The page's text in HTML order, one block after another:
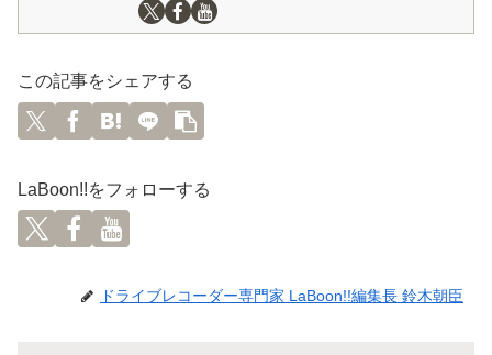
この記事をシェアする
LaBoon!!をフォローする
ドライブレコーダー専門家 LaBoon!!編集長 鈴木朝臣